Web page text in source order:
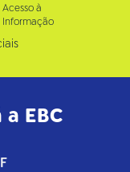
Acesso à
Informação
EBC